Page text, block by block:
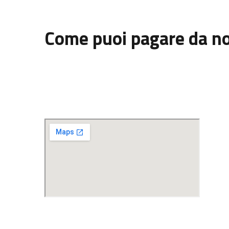
Come puoi pagare da